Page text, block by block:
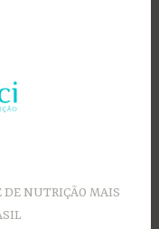
DE NUTRIÇÃO MAIS